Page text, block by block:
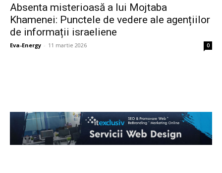
Absenta misterioasă a lui Mojtaba
Khamenei: Punctele de vedere ale agențiilor
de informații israeliene
Eva-Energy - 11 martie 2026 0